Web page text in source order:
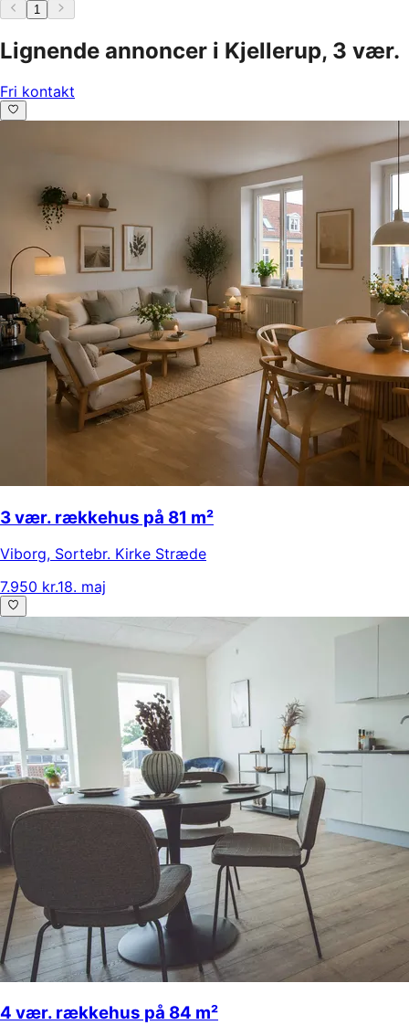
1
Lignende annoncer i Kjellerup, 3 vær.
Fri kontakt
3 vær. rækkehus på 81 m²
Viborg, Sortebr. Kirke Stræde
7.950 kr.18. maj
4 vær. rækkehus på 84 m²